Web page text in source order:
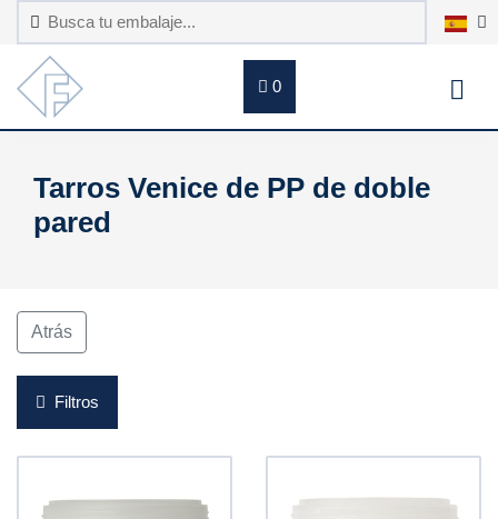
0
Tarros Venice de PP de doble
pared
Atrás
Filtros